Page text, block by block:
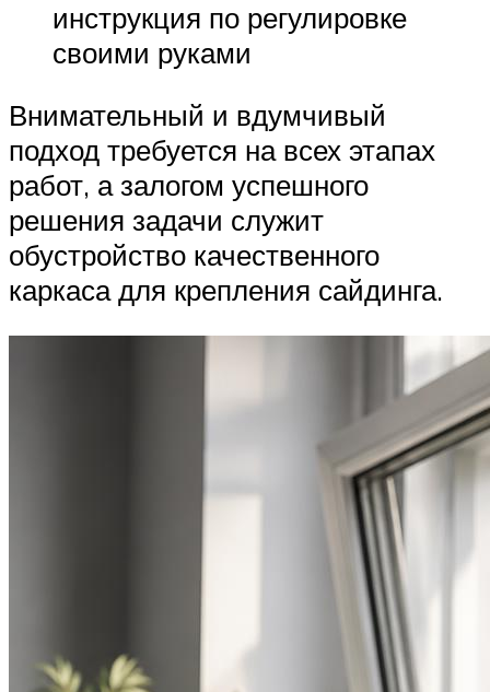
инструкция по регулировке
своими руками
Внимательный и вдумчивый
подход требуется на всех этапах
работ, а залогом успешного
решения задачи служит
обустройство качественного
каркаса для крепления сайдинга.